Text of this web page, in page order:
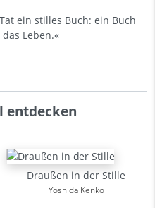
ein stilles Buch: ein Buch
Leben.«
entdecken
Draußen in der Stille
Yoshida Kenko